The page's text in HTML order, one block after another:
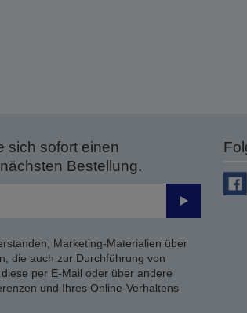
sich sofort einen
Bestellung.
Senden
Marketing-Materialien über
die auch zur Durchführung von
per E-Mail oder über andere
und Ihres Online-Verhaltens